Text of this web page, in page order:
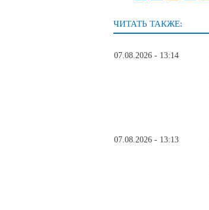
ЧИТАТЬ ТАКЖЕ:
07.08.2026 - 13:14
07.08.2026 - 13:13